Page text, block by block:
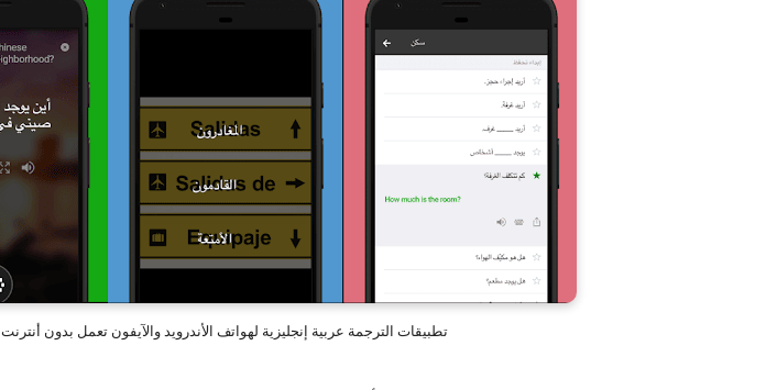
تطبيقات الترجمة عربية إنجليزية لهواتف الأندرويد والآيفون تعمل بدون أنترنت